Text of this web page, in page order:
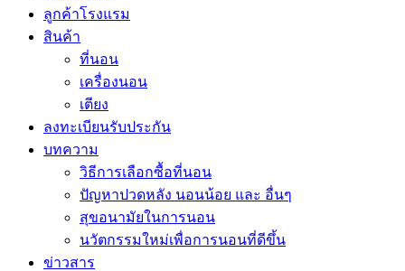
ลูกค้าโรงแรม
สินค้า
ที่นอน
เครื่องนอน
เตียง
ลงทะเบียนรับประกัน
บทความ
วิธีการเลือกซื้อที่นอน
ปัญหาปวดหลัง นอนน้อย และ อื่นๆ
สุขอนามัยในการนอน
นวัตกรรมใหม่เพื่อการนอนที่ดีขึ้น
ข่าวสาร